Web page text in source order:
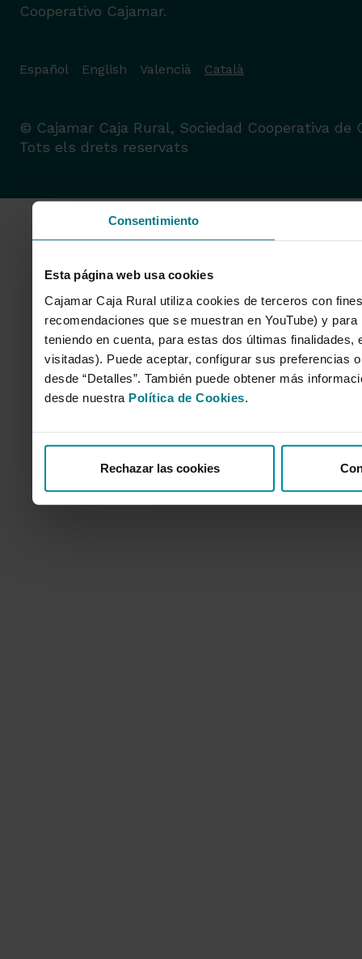
Consentimiento
Esta página web usa cookies
Cajamar Caja Rural utiliza cookies de terceros con
recomendaciones que se muestran en YouTube) y
teniendo en cuenta, para estas dos últimas
visitadas). Puede aceptar, configurar sus preferencias
desde “Detalles”. También puede obtener más
desde nuestra Política de Cookies
Rechazar las cookies
Cooperativo Cajamar.
Español English Valencià Català
© Cajamar Caja Rural, Sociedad Cooperativa de
Tots els drets reservats